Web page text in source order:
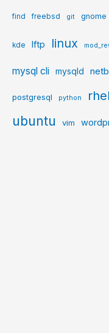
find freebsd git gnome
kde lftp linux
mysql cli mysqld
postgresql python rhel
ubuntu vim